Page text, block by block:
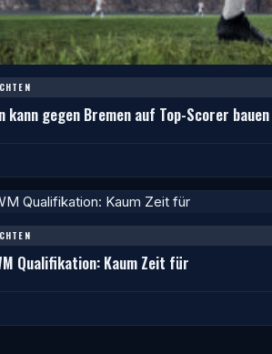
kann gegen Bremen auf Top-Scorer bauen
Qualifikation: Kaum Zeit für